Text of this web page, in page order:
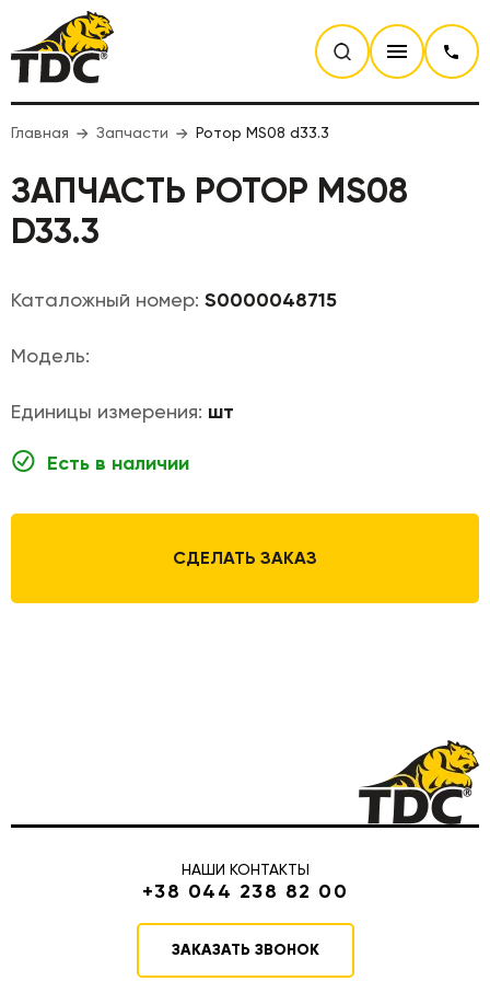
Главная Запчасти Ротор MS08 d33.3
ЗАПЧАСТЬ РОТОР MS08
D33.3
Каталожный номер: S0000048715
Модель:
Единицы измерения: шт
Есть в наличии
СДЕЛАТЬ ЗАКАЗ
НАШИ КОНТАКТЫ
+38 044 238 82 00
ЗАКАЗАТЬ ЗВОНОК